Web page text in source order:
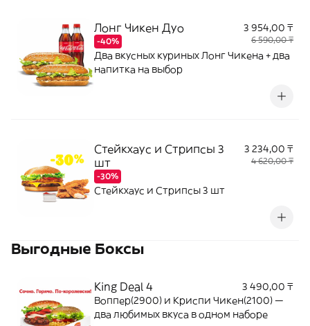
Лонг Чикен Дуо
-40%
3 954,00 ₸
6 590,00 ₸
Два вкусных куриных Лонг Чикена + два
напитка на выбор
Стейкхаус и Стрипсы 3
шт
-30%
3 234,00 ₸
4 620,00 ₸
Стейкхаус и Стрипсы 3 шт
Выгодные Боксы
King Deal 4
3 490,00 ₸
Воппер(2900) и Криспи Чикен(2100) —
два любимых вкуса в одном наборе